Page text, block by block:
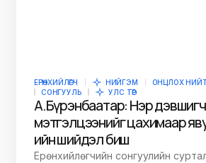
ЕРӨНХИЙЛӨГЧ НИЙГЭМ
ОНЦЛОХ
СОНГУУЛЬ
УЛС ТӨР
А.Бүрэнбаатар: Нэр
мэтгэлцээнийг цахимаар
ийн шийдэл биш
Ерөнхийлөгчийн сонгуулийн